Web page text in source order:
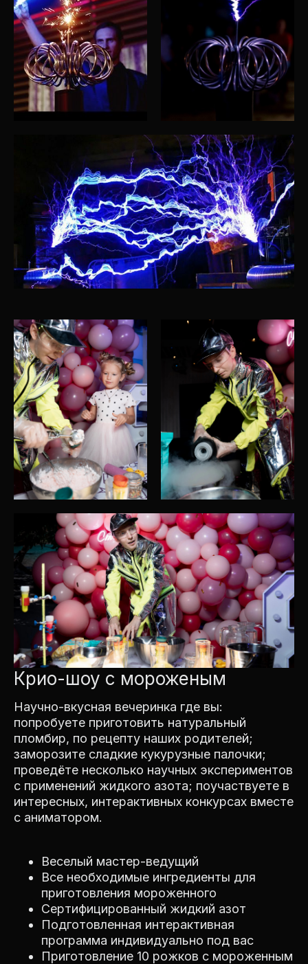
Крио-шоу с мороженым
Научно-вкусная вечеринка где вы:
попробуете приготовить натуральный
пломбир, по рецепту наших родителей;
заморозите сладкие кукурузные палочки;
проведёте несколько научных экспериментов
с применений жидкого азота; поучаствуете в
интересных, интерактивных конкурсах вместе
с аниматором.
Веселый мастер-ведущий
Все необходимые ингредиенты для
приготовления мороженного
Сертифицированный жидкий азот
Подготовленная интерактивная
программа индивидуально под вас
Приготовление 10 рожков с мороженным